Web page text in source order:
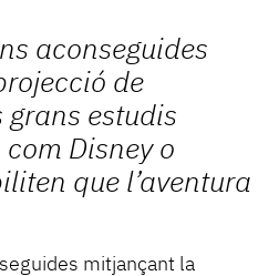
aconseguides
de
grans estudis
Disney o
que l’aventura
mitjançant la